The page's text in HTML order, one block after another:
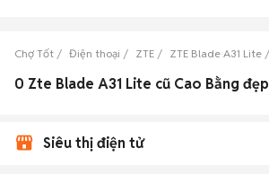
Chợ Tốt Điện thoại ZTE ZTE Blade A31 Lite
0 Zte Blade A31 Lite cũ Cao Bằng đẹp
Siêu thị điện tử